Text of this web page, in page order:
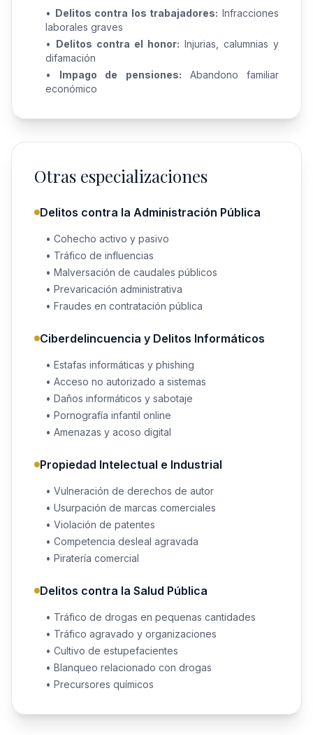
• Delitos contra los trabajadores: Infracciones
laborales graves
• Delitos contra el honor: Injurias, calumnias y
difamación
• Impago de pensiones: Abandono familiar
económico
Otras especializaciones
Delitos contra la Administración Pública
• Cohecho activo y pasivo
• Tráfico de influencias
• Malversación de caudales públicos
• Prevaricación administrativa
• Fraudes en contratación pública
Ciberdelincuencia y Delitos Informáticos
• Estafas informáticas y phishing
• Acceso no autorizado a sistemas
• Daños informáticos y sabotaje
• Pornografía infantil online
• Amenazas y acoso digital
Propiedad Intelectual e Industrial
• Vulneración de derechos de autor
• Usurpación de marcas comerciales
• Violación de patentes
• Competencia desleal agravada
• Piratería comercial
Delitos contra la Salud Pública
• Tráfico de drogas en pequenas cantidades
• Tráfico agravado y organizaciones
• Cultivo de estupefacientes
• Blanqueo relacionado con drogas
• Precursores químicos